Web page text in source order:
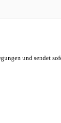
und sendet